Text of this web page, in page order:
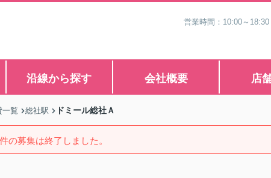
営業時間：10:00～
沿線から探す 会社概要 店
一覧 総社駅 ドミール総社Ａ
の募集は終了しました。